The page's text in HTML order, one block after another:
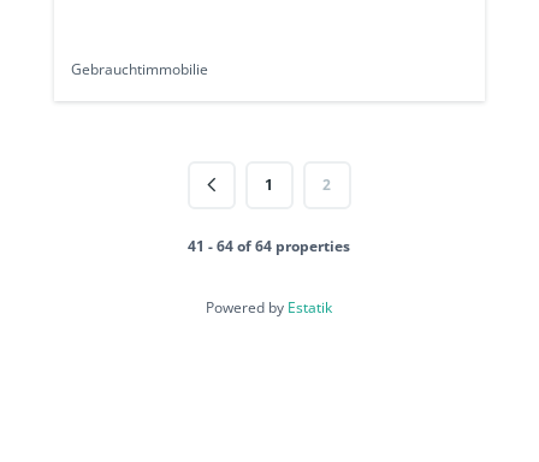
Gebrauchtimmobilie
1 2
41 - 64 of 64 properties
Powered by Estatik